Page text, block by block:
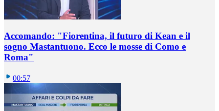
Accomando: "Fiorentina, il futuro di Kean e il
sogno Mastantuono. Ecco le mosse di Como e
Roma"
00:57